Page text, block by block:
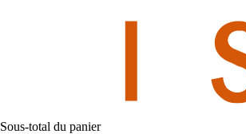
Sous-total du panier